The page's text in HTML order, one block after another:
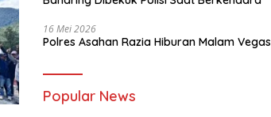
16 Mei 2026
Polres Asahan Razia Hiburan Malam Vegas
Popular News